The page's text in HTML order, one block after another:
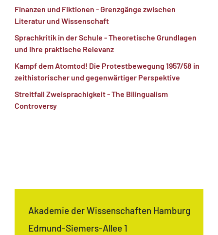
Finanzen und Fiktionen - Grenzgänge zwischen
Literatur und Wissenschaft
Sprachkritik in der Schule - Theoretische Grundlagen
und ihre praktische Relevanz
Kampf dem Atomtod! Die Protestbewegung 1957/58 in
zeithistorischer und gegenwärtiger Perspektive
Streitfall Zweisprachigkeit - The Bilingualism
Controversy
Akademie der Wissenschaften Hamburg
Edmund-Siemers-Allee 1